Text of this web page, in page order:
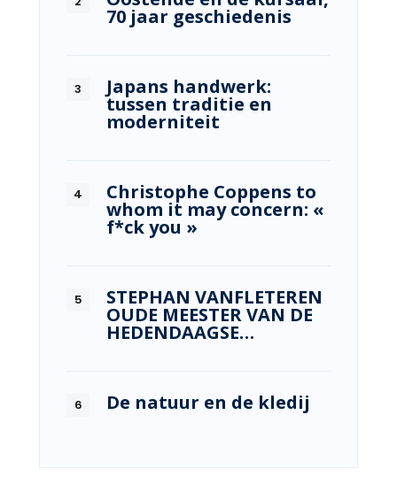
70 jaar geschiedenis
Japans handwerk:
tussen traditie en
moderniteit
Christophe Coppens to
whom it may concern: «
f*ck you »
STEPHAN VANFLETEREN
OUDE MEESTER VAN DE
HEDENDAAGSE…
De natuur en de kledij